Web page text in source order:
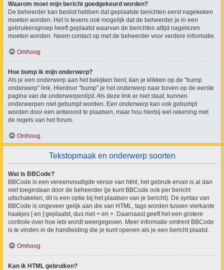
Waarom moet mijn bericht goedgekeurd worden?
De beheerder kan beslist hebben dat geplaatste berichten eerst nagekeken
moeten worden. Het is tevens ook mogelijk dat de beheerder je in een
gebruikersgroep heeft geplaatst waarvan de berichten altijd nagelezen
moeten worden. Neem contact op met de beheerder voor verdere informatie.
Omhoog
Hoe bump ik mijn onderwerp?
Als je een onderwerp aan het bekijken bent, kan je klikken op de "bump
onderwerp" link. Hierdoor "bump" je het onderwerp naar boven op de eerste
pagina van de onderwerpenlijst. Als deze link er niet staat, kunnen
onderwerpen niet gebumpt worden. Een onderwerp kan ook gebumpt
worden door een antwoord te plaatsen, maar hou hierbij wel rekening met
de regels van het forum.
Omhoog
Tekstopmaak en onderwerp soorten
Wat is BBCode?
BBCode is een vereenvoudigde versie van html, het gebruik ervan is al dan
niet toegestaan door de beheerder (je kunt BBCode ook per bericht
uitschakelen, dit is een optie bij het plaatsen van je bericht). De syntax van
BBCode is ongeveer gelijk aan die van HTML, tags worden tussen vierkante
haakjes [ en ] geplaatst, dus niet < en >. Daarnaast geeft het een grotere
controle over hoe iets wordt weergegeven. Meer informatie omtrent BBCode
is te vinden in de handleiding die je kunt openen als je een bericht plaatst.
Omhoog
Kan ik HTML gebruiken?